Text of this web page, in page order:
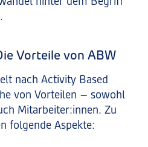
Vorteile von ABW
nach Activity Based
von Vorteilen – sowohl
Mitarbeiter:innen. Zu
folgende Aspekte: